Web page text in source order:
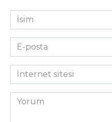
İsim
*
E-
posta
*İnternet
sitesi
Yorum